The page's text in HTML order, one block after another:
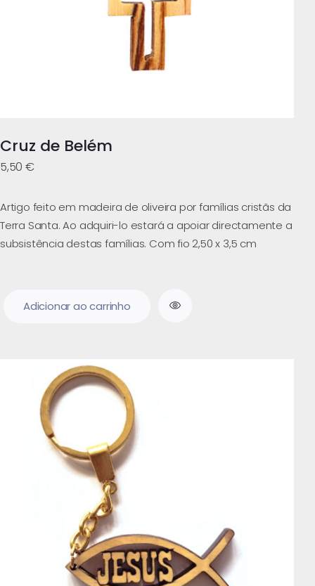
Cruz de Belém
5,50 €
Artigo feito em madeira de oliveira por famílias cristãs da
Terra Santa. Ao adquiri-lo estará a apoiar directamente a
subsistência destas famílias. Com fio 2,50 x 3,5 cm
Adicionar ao carrinho